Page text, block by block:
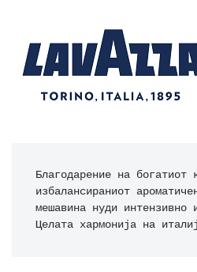
Благодарение на богатиот
избалансираниот
мешавина нуди интензивно
Целата хармонија на